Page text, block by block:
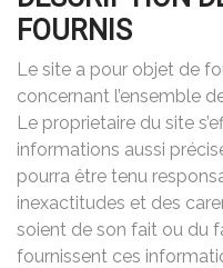
FOURNIS
Le site a pour objet de
concernant l’ensemble
Le proprietaire du site
informations aussi
pourra être tenu
inexactitudes et des
soient de son fait ou du
fournissent ces